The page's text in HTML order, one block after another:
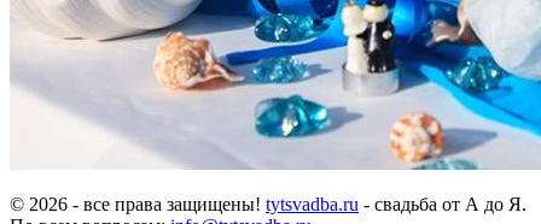
© 2026 - все права защищены! tytsvadba.ru - свадьба от А до Я.